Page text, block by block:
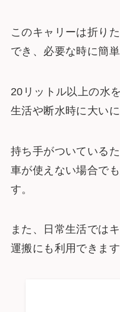
このキャリーは折り
でき、必要な時に簡
20リットル以上の水
生活や断水時に大いに
持ち手がついている
車が使えない場合で
す。
また、日常生活では
運搬にも利用できます